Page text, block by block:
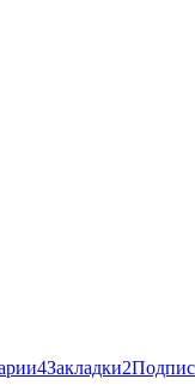
4Закладки2